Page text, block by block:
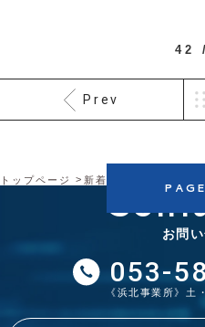
42
Prev
トップページ 新着情報
お問
053-
《浜北事業所》